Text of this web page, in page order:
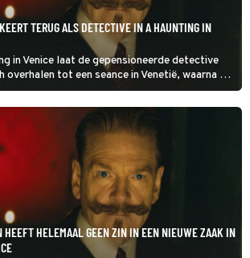
TERUG ALS DETECTIVE IN A HAUNTING IN
in Venice laat de gepensioneerde detective
overhalen tot een seance in Venetië, waarna er
HEEFT HELEMAAL GEEN ZIN IN EEN NIEUWE ZAAK IN